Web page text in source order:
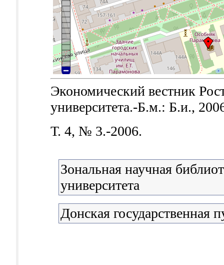
Экономический вестник
университета.-Б.м.: Б.и.,
Т. 4, № 3.-2006.
Зональная научная
университета
Донская государственная